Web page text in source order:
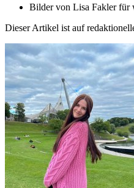
Bilder von Lisa Fakler für
Dieser Artikel ist auf